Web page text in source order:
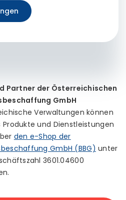
Partner der Österreichischen
GmbH
Verwaltungen können
und Dienstleistungen
den e-Shop der
GmbH (BBG) unter
3601.04600